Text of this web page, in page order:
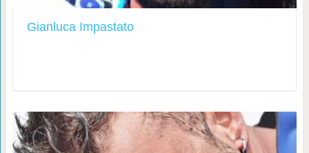
Gianluca Impastato